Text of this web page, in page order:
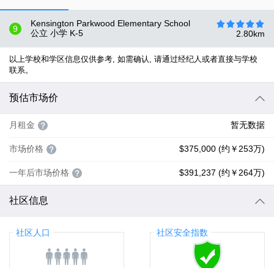
9
Kensington Parkwood Elementary School
公立 小学 K-5 2.80km
以上学校和学区信息仅供参考, 如需确认, 请通过经纪人或者直接与学校
联系。
预估市场价
月租金 暂无数据
市场价格 $375,000 (约￥253万)
一年后市场价格 $391,237 (约￥264万)
社区信息
社区人口 社区安全指数